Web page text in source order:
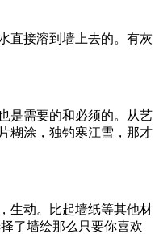
直接溶到墙上去的。有灰
是需要的和必须的。从艺
糊涂，独钓寒江雪，那才
生动。比起墙纸等其他材
了墙绘那么只要你喜欢